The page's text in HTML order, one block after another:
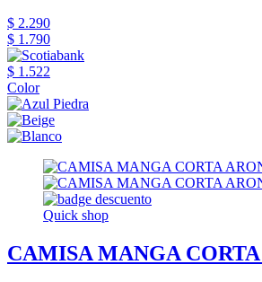
$ 2.290
$ 1.790
$ 1.522
Color
Quick shop
CAMISA MANGA